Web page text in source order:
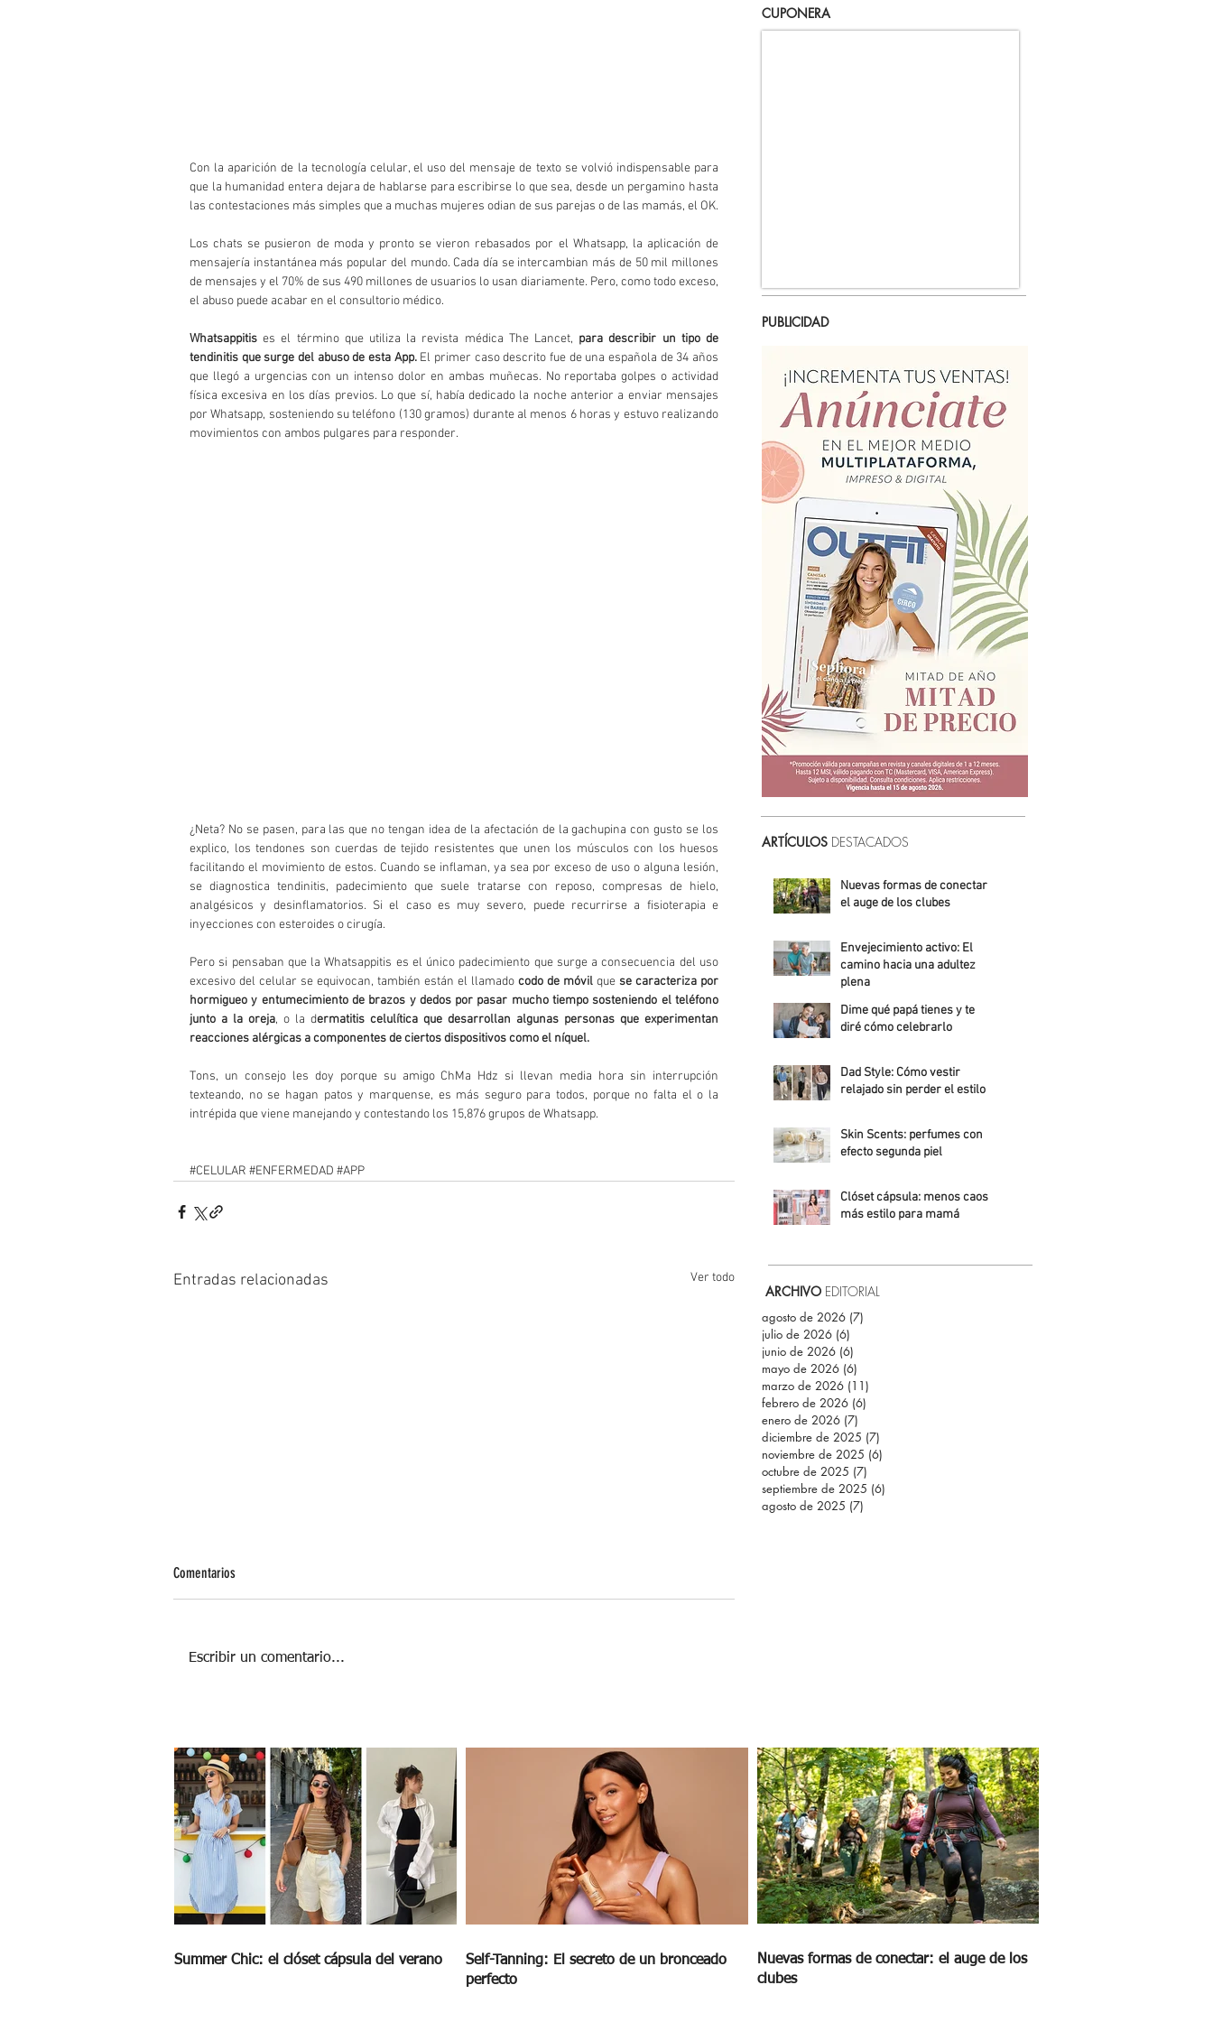
Con la aparición de la tecnología celular, el uso del mensaje de texto se volvió indispensable para
que la humanidad entera dejara de hablarse para escribirse lo que sea, desde un pergamino hasta
las contestaciones más simples que a muchas mujeres odian de sus parejas o de las mamás, el OK.
Los chats se pusieron de moda y pronto se vieron rebasados por el Whatsapp, la aplicación de
mensajería instantánea más popular del mundo. Cada día se intercambian más de 50 mil millones
de mensajes y el 70% de sus 490 millones de usuarios lo usan diariamente. Pero, como todo exceso,
el abuso puede acabar en el consultorio médico.
Whatsappitis es el término que utiliza la revista médica The Lancet, para describir un tipo de
tendinitis que surge del abuso de esta App. El primer caso descrito fue de una española de 34 años
que llegó a urgencias con un intenso dolor en ambas muñecas. No reportaba golpes o actividad
física excesiva en los días previos. Lo que sí, había dedicado la noche anterior a enviar mensajes
por Whatsapp, sosteniendo su teléfono (130 gramos) durante al menos 6 horas y estuvo realizando
movimientos con ambos pulgares para responder.
¿Neta? No se pasen, para las que no tengan idea de la afectación de la gachupina con gusto se los
explico, los tendones son cuerdas de tejido resistentes que unen los músculos con los huesos
facilitando el movimiento de estos. Cuando se inflaman, ya sea por exceso de uso o alguna lesión,
se diagnostica tendinitis, padecimiento que suele tratarse con reposo, compresas de hielo,
analgésicos y desinflamatorios. Si el caso es muy severo, puede recurrirse a fisioterapia e
inyecciones con esteroides o cirugía.
Pero si pensaban que la Whatsappitis es el único padecimiento que surge a consecuencia del uso
excesivo del celular se equivocan, también están el llamado codo de móvil que se caracteriza por
hormigueo y entumecimiento de brazos y dedos por pasar mucho tiempo sosteniendo el teléfono
junto a la oreja, o la dermatitis celulítica que desarrollan algunas personas que experimentan
reacciones alérgicas a componentes de ciertos dispositivos como el níquel.
Tons, un consejo les doy porque su amigo ChMa Hdz si llevan media hora sin interrupción
texteando, no se hagan patos y marquense, es más seguro para todos, porque no falta el o la
intrépida que viene manejando y contestando los 15,876 grupos de Whatsapp.
#CELULAR #ENFERMEDAD #APP
Entradas relacionadas Ver todo
Comentarios
Escribir un comentario...
CUPONERA
PUBLICIDAD
ARTÍCULOS DESTACADOS
Nuevas formas de conectar:
el auge de los clubes
Envejecimiento activo: El
camino hacia una adultez
plena
Alejandra Roldán
Dime qué papá tienes y te
diré cómo celebrarlo
Dad Style: Cómo vestir
relajado sin perder el estilo
Skin Scents: perfumes con
efecto segunda piel
Clóset cápsula: menos caos,
más estilo para mamá
ARCHIVO EDITORIAL
agosto de 2026 (7)
julio de 2026 (6)
junio de 2026 (6)
mayo de 2026 (6)
marzo de 2026 (11)
febrero de 2026 (6)
enero de 2026 (7)
diciembre de 2025 (7)
noviembre de 2025 (6)
octubre de 2025 (7)
septiembre de 2025 (6)
agosto de 2025 (7)
Summer Chic: el clóset cápsula del verano
Self-Tanning: El secreto de un bronceado
perfecto
Nuevas formas de conectar: el auge de los
clubes